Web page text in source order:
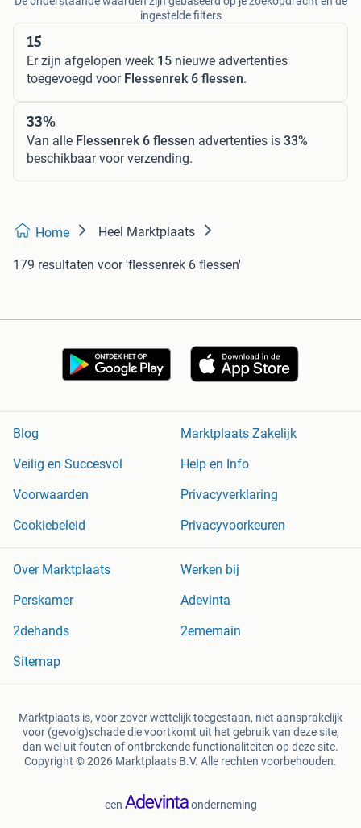
ingestelde filters
15
Er zijn afgelopen week 15 nieuwe advertenties
toegevoegd voor Flessenrek 6 flessen.
33%
Van alle Flessenrek 6 flessen advertenties is 33%
beschikbaar voor verzending.
Home Heel Marktplaats
179 resultaten voor 'flessenrek 6 flessen'
Blog
Marktplaats Zakelijk
Veilig en Succesvol
Help en Info
Voorwaarden
Privacyverklaring
Cookiebeleid
Privacyvoorkeuren
Over Marktplaats
Werken bij
Perskamer
Adevinta
2dehands
2ememain
Sitemap
Marktplaats is, voor zover wettelijk toegestaan, niet aansprakelijk
voor (gevolg)schade die voortkomt uit het gebruik van deze site,
dan wel uit fouten of ontbrekende functionaliteiten op deze site.
Copyright © 2026 Marktplaats B.V. Alle rechten voorbehouden.
een onderneming